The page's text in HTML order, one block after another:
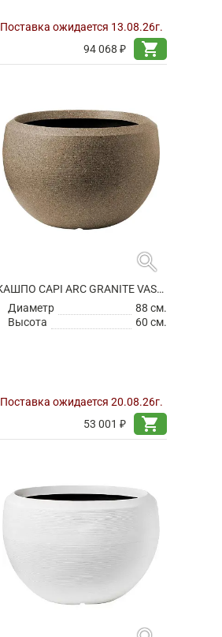
Поставка ожидается 13.08.26г.
94 068 ₽
shopping_cart
search
КАШПО CAPI ARC GRANITE VASE BALL WARM TAUPE
Диаметр
88 см.
Высота
60 см.
Поставка ожидается 20.08.26г.
53 001 ₽
shopping_cart